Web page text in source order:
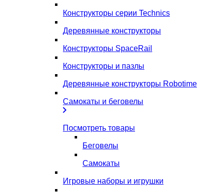
Конструкторы серии Technics
Деревянные конструкторы
Конструкторы SpaceRail
Конструкторы и пазлы
Деревянные конструкторы Robotime
Самокаты и беговелы
Посмотреть товары
Беговелы
Самокаты
Игровые наборы и игрушки